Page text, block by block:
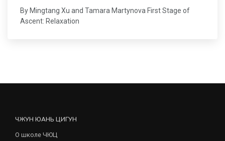
By Mingtang Xu and Tamara Martynova First Stage of
Ascent: Relaxation
ЧЖУН ЮАНЬ ЦИГУН
О школе ЧЮЦ